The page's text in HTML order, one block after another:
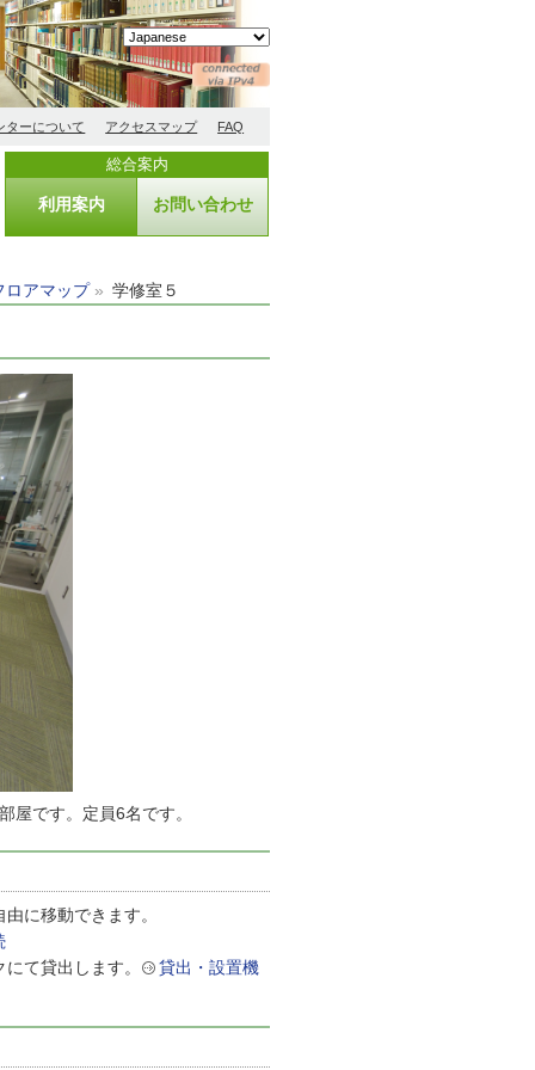
ターについて アクセスマップ FAQ
総合案内
利用案内 お問い合わせ
ロアマップ 学修室５
屋です。定員6名です。
に移動できます。
て貸出します。
貸出・設置機